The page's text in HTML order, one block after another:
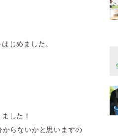
じめました。
した！
らないかと思いますの